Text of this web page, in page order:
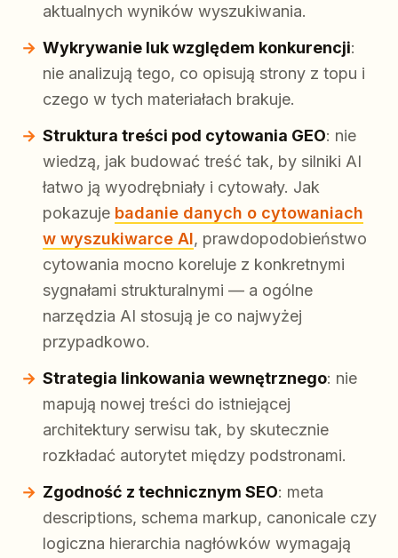
aktualnych wyników wyszukiwania.
Wykrywanie luk względem konkurencji:
nie analizują tego, co opisują strony z topu i
czego w tych materiałach brakuje.
Struktura treści pod cytowania GEO: nie
wiedzą, jak budować treść tak, by silniki AI
łatwo ją wyodrębniały i cytowały. Jak
pokazuje badanie danych o cytowaniach
w wyszukiwarce AI, prawdopodobieństwo
cytowania mocno koreluje z konkretnymi
sygnałami strukturalnymi — a ogólne
narzędzia AI stosują je co najwyżej
przypadkowo.
Strategia linkowania wewnętrznego: nie
mapują nowej treści do istniejącej
architektury serwisu tak, by skutecznie
rozkładać autorytet między podstronami.
Zgodność z technicznym SEO: meta
descriptions, schema markup, canonicale czy
logiczna hierarchia nagłówków wymagają